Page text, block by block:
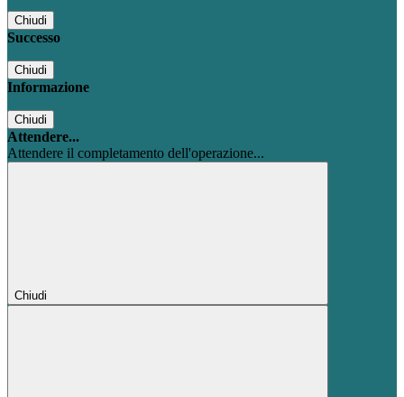
Chiudi
Successo
Chiudi
Informazione
Chiudi
Attendere...
Attendere il completamento dell'operazione...
Chiudi